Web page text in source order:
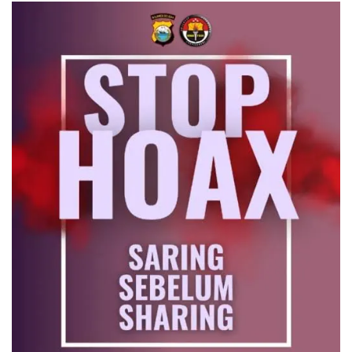
semangat kebersamaan
sebagai wujud komitmen
antar institusi penegak
kegiatan tersebut
Kapolres Nias Selatan
AKBP Alfian Tri Permadi,
S.I.K., M.H., Wakapolres Nias
Selatan Kompol Mahyu
Danil Noor, S.Si., para
Pejabat Utama Polres Nias
Selatan, serta para
Pejabat Utama Kejaksaan
Negeri Nias Selatan.
Kapolres Nias Selatan
AKBP Alfian Tri Permadi,
S.I.K., M.H., menyampaikan
silaturahmi tersebut
merupakan langkah
strategis untuk semakin
memperkuat sinergitas
dan soliditas antara Polri